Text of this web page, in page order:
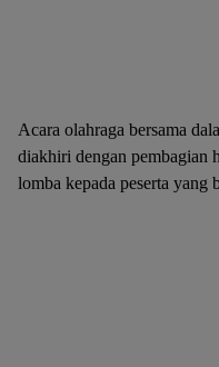
Acara olahraga bersama
diakhiri dengan pembagian
lomba kepada peserta yang